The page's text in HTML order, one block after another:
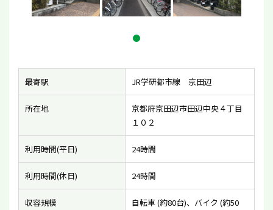
最寄駅 JR学研都市線 京田辺
所在地
京都府京田辺市田辺中央４丁目
１０２
利用時間(平日) 24時間
利用時間(休日) 24時間
収容規模
自転車 (約80台)、バイク (約50